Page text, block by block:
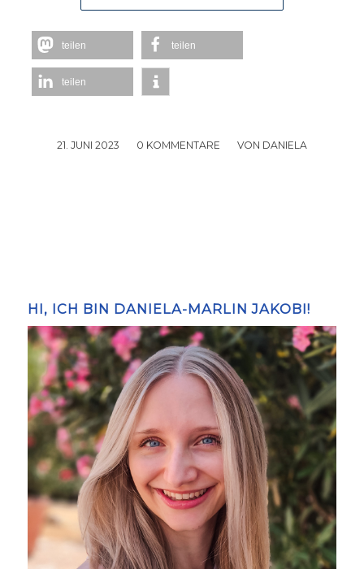
teilen teilen
teilen
21. JUNI 2023
/ 0 KOMMENTARE
/ VON DANIELA
HI, ICH BIN DANIELA-MARLIN JAKOBI!